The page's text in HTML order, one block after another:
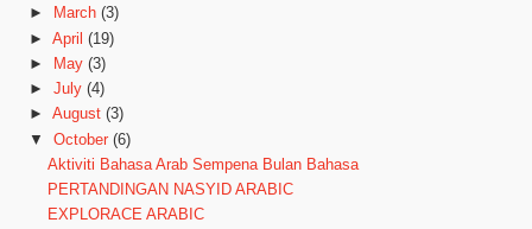
►
March (3)
► April (19)
►
May (3)
► July (4)
► August (3)
▼
October (6)
Aktiviti Bahasa Arab Sempena Bulan Bahasa
PERTANDINGAN NASYID ARABIC
EXPLORACE ARABIC